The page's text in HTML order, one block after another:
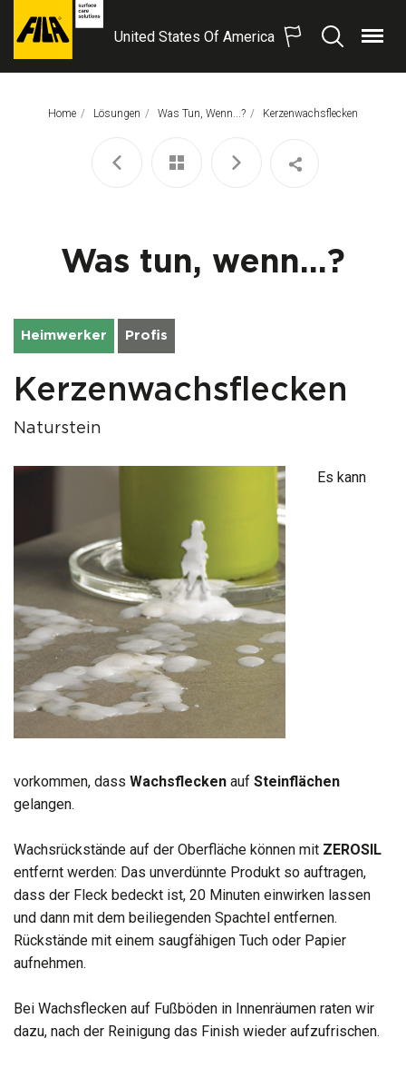
FILA
United States Of America
SuchenMenü
Home Lösungen Was Tun, Wenn...? Aktuelle Seite:
Kerzenwachsflecken
Was tun, wenn...?
Heimwerker Profis
Kerzenwachsflecken
Naturstein
Es kann
vorkommen, dass Wachsflecken auf Steinflächen
gelangen.
Wachsrückstände auf der Oberfläche können mit ZEROSIL
entfernt werden: Das unverdünnte Produkt so auftragen,
dass der Fleck bedeckt ist, 20 Minuten einwirken lassen
und dann mit dem beiliegenden Spachtel entfernen.
Rückstände mit einem saugfähigen Tuch oder Papier
aufnehmen.
Bei Wachsflecken auf Fußböden in Innenräumen raten wir
dazu, nach der Reinigung das Finish wieder aufzufrischen.